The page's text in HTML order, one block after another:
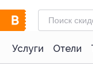
Услуги Отели